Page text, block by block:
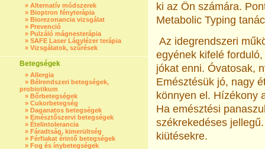
» Alternatív módszerek
» Bioptron fényterápia
» Biorezonancia vizsgálat
» Prevenció
» Pulzáló mágnesterápia
» SAFE Laser Lágylézer terápia
» Vizsgálatok, szűrések
Betegségek
» Allergia
» Bélrendszeri betegségek,
probiotikum
» Bőrbetegségek
» Cukorbetegség
» Daganatos betegségek
» Emésztőszervi betegségek
» Ételintolerancia
» Fáradtság, kimerültség
» Férfiakat érintő betegségek
» Fog és ínybetegségek
ki az Ön számára.
Metabolic Typing
Az idegrendszeri
egyének kifelé
jókat enni. Óvatosak,
Emésztésük jó, nagy
könnyen el. Hízékony
Ha emésztési
székrekedéses
kiütésekre.